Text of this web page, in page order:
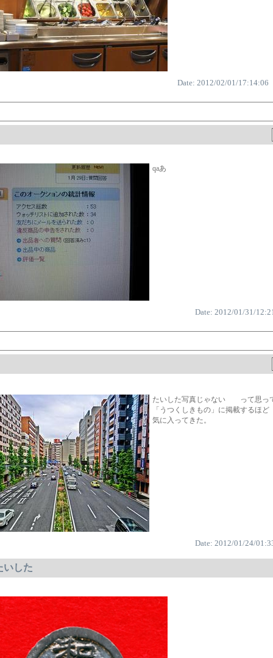
Date: 2012/02/01/17:14:06
qaあ
Date: 2012/01/31/
たいした写真じゃない って思って
「うつくしきもの」に掲載するほど
気に入ってきた。
Date: 2012/01/24/
いした